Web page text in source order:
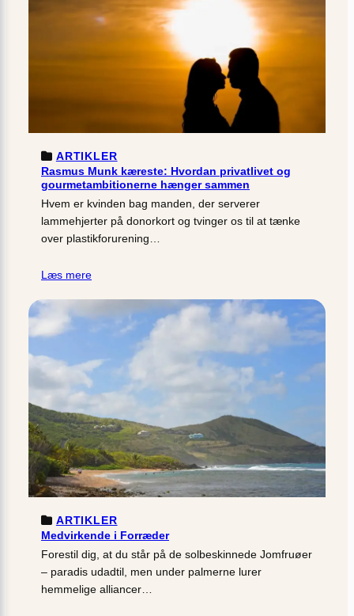
ARTIKLER
Rasmus Munk kæreste: Hvordan privatlivet og
gourmetambitionerne hænger sammen
Hvem er kvinden bag manden, der serverer
lammehjerter på donorkort og tvinger os til at tænke
over plastikforurening…
Læs mere
ARTIKLER
Medvirkende i Forræder
Forestil dig, at du står på de solbeskinnede Jomfruøer
– paradis udadtil, men under palmerne lurer
hemmelige alliancer…